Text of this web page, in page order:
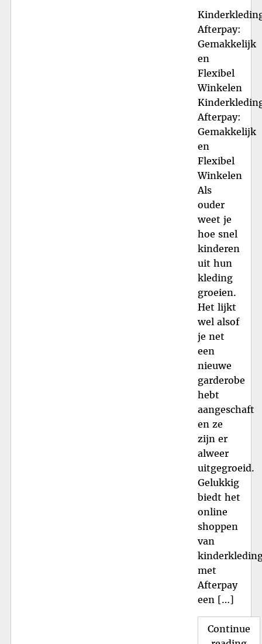
Afterpay:
Gemakkelijk
en
Flexibel
Winkelen
Afterpay:
Gemakkelijk
en
Flexibel
Winkelen
Als
ouder
weet je
hoe snel
kinderen
uit hun
kleding
groeien.
Het lijkt
wel alsof
je net
een
nieuwe
garderobe
hebt
aangeschaft
en ze
zijn er
alweer
uitgegroeid.
Gelukkig
biedt het
online
shoppen
van
met
Afterpay
een […]
Continue